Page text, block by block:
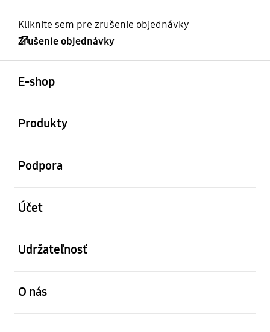
Kliknite sem pre zrušenie objednávky
Zrušenie objednávky
E-shop
Produkty
Podpora
Účet
Udržateľnosť
O nás